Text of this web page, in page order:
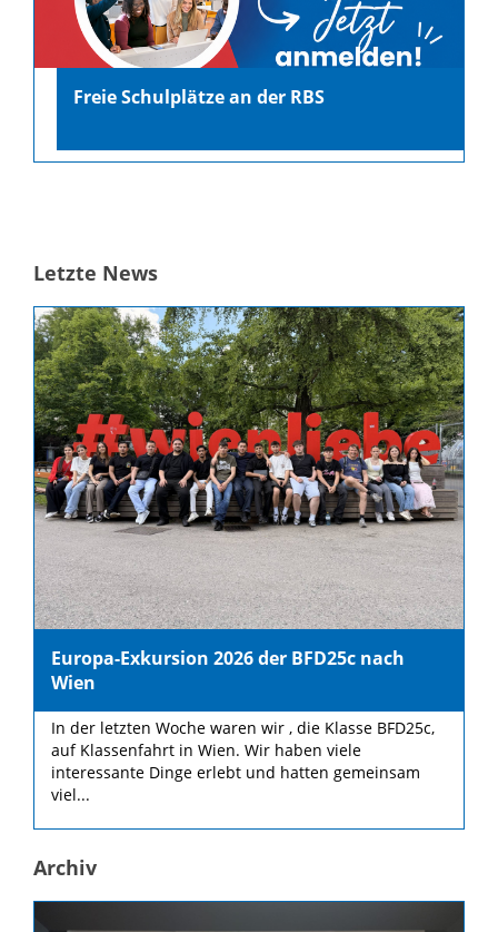
Freie Schulplätze an der RBS
Letzte News
Europa-Exkursion 2026 der BFD25c nach
Wien
In der letzten Woche waren wir , die Klasse BFD25c,
auf Klassenfahrt in Wien. Wir haben viele
interessante Dinge erlebt und hatten gemeinsam
viel...
Archiv